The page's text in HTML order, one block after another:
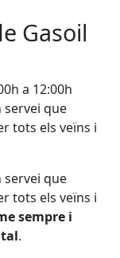
Gasoil
a 12:00h
servei que
tots els veïns i
servei que
tots els veïns i
sempre i
.